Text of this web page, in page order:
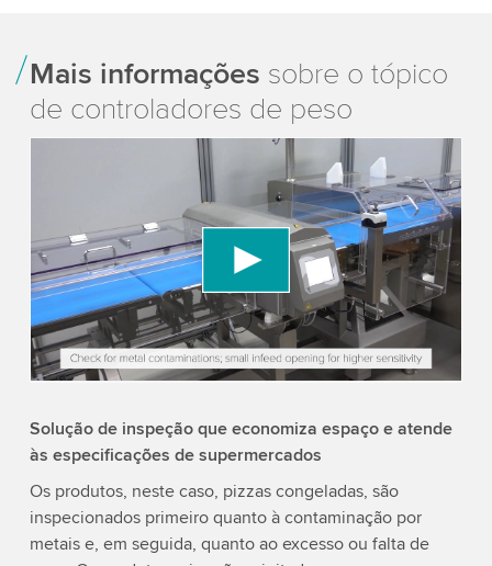
Mais informações sobre o tópico
de controladores de peso
We need your consent to load the YouTube
We use a third party service to embed video
content that may collect data about your activity.
Please review the details and accept the service
to watch this video.
Accept More information
Solução de inspeção que economiza espaço e atende
às especificações de supermercados
Os produtos, neste caso, pizzas congeladas, são
inspecionados primeiro quanto à contaminação por
metais e, em seguida, quanto ao excesso ou falta de